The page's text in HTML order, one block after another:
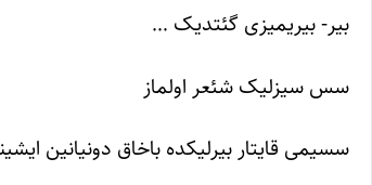
بیر- بیریمیزی گئتدیک …
سس سیزلیک شئعر اولماز
سسیمی قایتار بیرلیکده باخاق دونیانین